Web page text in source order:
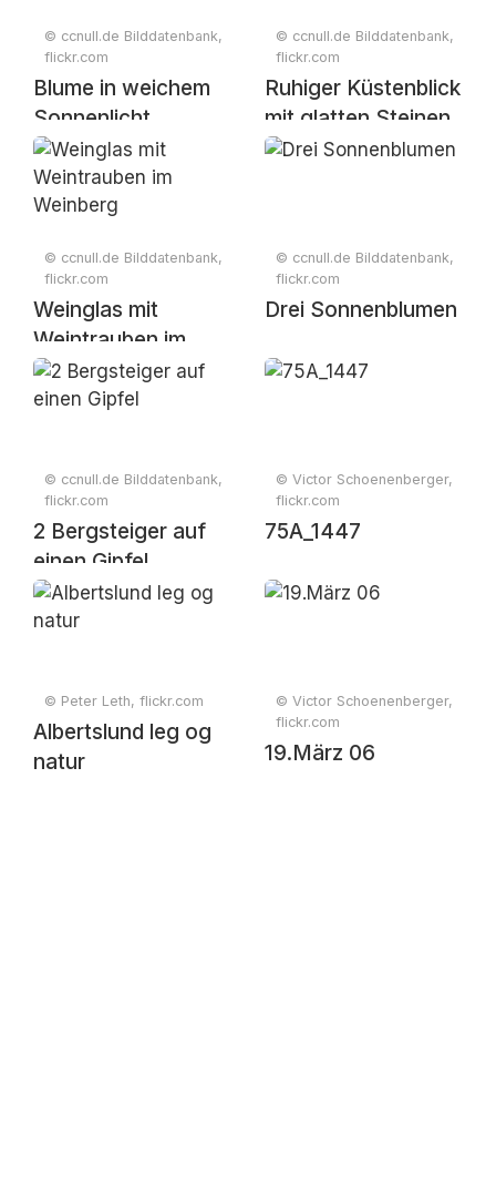
© ccnull.de Bilddatenbank,
flickr.com
Blume in weichem
Sonnenlicht
© ccnull.de Bilddatenbank,
flickr.com
Ruhiger Küstenblick
mit glatten Steinen
bei
© ccnull.de Bilddatenbank,
flickr.com
Weinglas mit
Weintrauben im
Weinberg
© ccnull.de Bilddatenbank,
flickr.com
Drei Sonnenblumen
© ccnull.de Bilddatenbank,
flickr.com
2 Bergsteiger auf
einen Gipfel
© Victor Schoenenberger,
flickr.com
75A_1447
© Peter Leth, flickr.com
Albertslund leg og
natur
© Victor Schoenenberger,
flickr.com
19.März 06